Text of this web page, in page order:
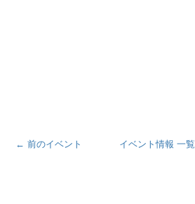
← 前のイベント イベント情報 一覧